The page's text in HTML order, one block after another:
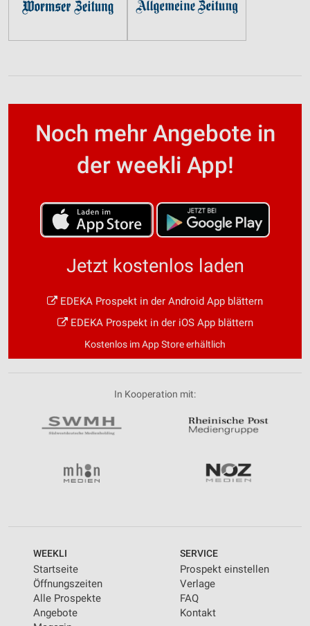
Noch mehr Angebote in
der weekli App!
Jetzt kostenlos laden
EDEKA Prospekt in der Android App blättern
EDEKA Prospekt in der iOS App blättern
Kostenlos im App Store erhältlich
In Kooperation mit:
WEEKLI
Startseite
Öffnungszeiten
Alle Prospekte
Angebote
SERVICE
Prospekt einstellen
Verlage
FAQ
Kontakt